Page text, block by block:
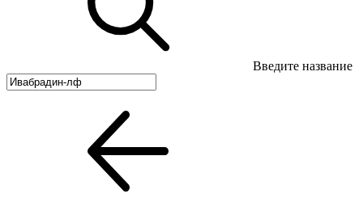
Введите название